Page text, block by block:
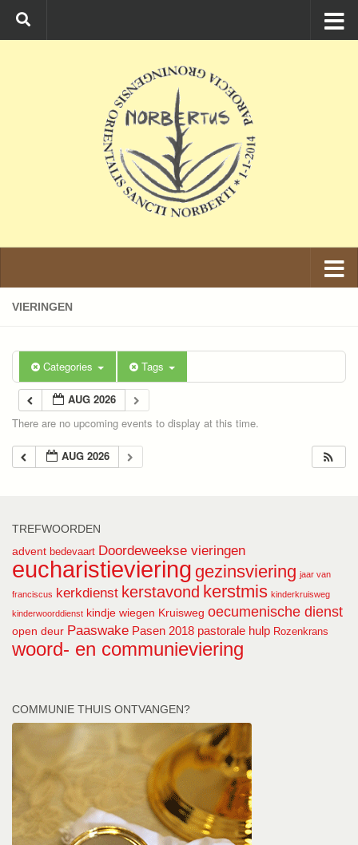
Ga naar de inhoud
VIERINGEN
Categories Tags
AUG 2026
There are no upcoming events to display at this time.
AUG 2026
TREFWOORDEN
advent bedevaart Doordeweekse vieringen
eucharistieviering gezinsviering jaar van
franciscus kerkdienst kerstavond kerstmis kinderkruisweg
kinderwoorddienst kindje wiegen Kruisweg oecumenische dienst
open deur Paaswake Pasen 2018 pastorale hulp Rozenkrans
woord- en communieviering
COMMUNIE THUIS ONTVANGEN?